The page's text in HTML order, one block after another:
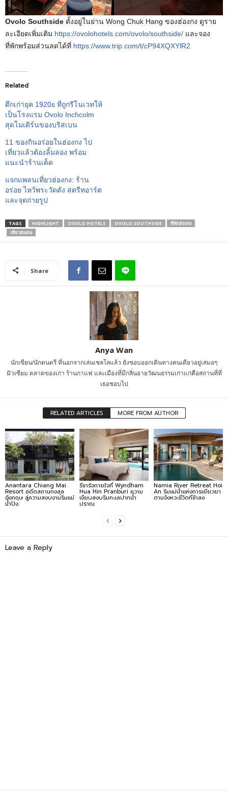
Ovolo Southside ตั้งอยู่ในย่าน Wong Chuk Hang ของฮ่องกง ดูราย
ละเอียดเพิ่มเติม https://ovolohotels.com/ovolo/southside/ และจอง
ที่พักพร้อมส่วนลดได้ที่ https://www.trip.com/t/cP94XQXYlR2
Related
ตึกเก่ายุค 1920s ที่ถูกรีโนเวทให้
เป็นโรงแรม Ovolo Inchcolm
สุดโมเดิร์นของบริสเบน
11 ของกินอร่อยในฮ่องกง ไป
เที่ยวแล้วต้องลิ้มลอง พร้อม
แนะนำร้านเด็ด
แจกแพลนเที่ยวฮ่องกง: ร้าน
อร่อย ไหว้พระวัดดัง สตรีทอาร์ต
และจุดถ่ายรูป
TAGS HIGHLIGHT OVOLO HOTELS OVOLO SOUTHSIDE
ที่พักฮ่องกง
เที่ยวฮ่องกง
Share
Anya Wan
นักเขียน/นักดนตรี ที่นอกจากเล่นเชลโลแล้ว ยังชอบออกเดินทางคนเดียวอยู่เสมอๆ
มิวเซียม ตลาดของเก่า ร้านกาแฟ และเมืองที่มีกลิ่นอายวัฒนธรรมเก่าแก่คือสถานที่ที่
เธอชอบไป
RELATED ARTICLES MORE FROM AUTHOR
Anantara Chiang Mai
Resort อดีตสถานกงสุล
อังกฤษ สู่ความสงบงามริมแม่
น้ำปิง
รีชาร์จกายใจที่ Wyndham
Hua Hin Pranburi ความ
เงียบสงบริมทะเลปากน้ำ
ปราณ
Namia River Retreat Hoi
An ริมแม่น้ำแห่งการเยียวยา
ตามจังหวะชีวิตที่ช้าลง
Leave a Reply